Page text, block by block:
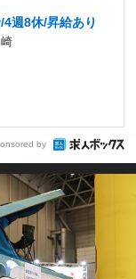
週8休/昇給あり
by